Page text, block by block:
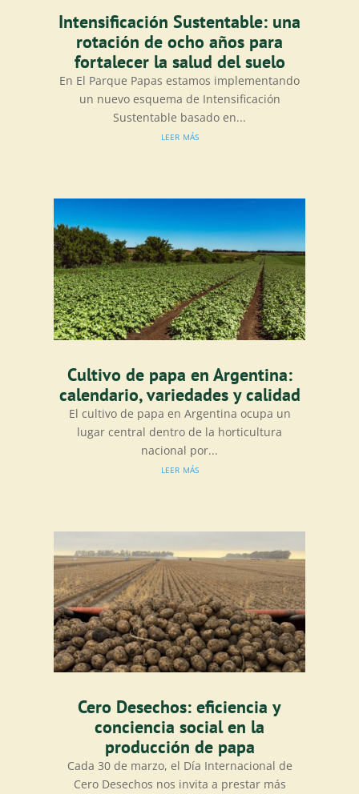
Intensificación Sustentable: una
rotación de ocho años para
fortalecer la salud del suelo
En El Parque Papas estamos implementando
un nuevo esquema de Intensificación
Sustentable basado en...
leer más
Cultivo de papa en Argentina:
calendario, variedades y calidad
El cultivo de papa en Argentina ocupa un
lugar central dentro de la horticultura
nacional por...
leer más
Cero Desechos: eficiencia y
conciencia social en la
producción de papa
Cada 30 de marzo, el Día Internacional de
Cero Desechos nos invita a prestar más